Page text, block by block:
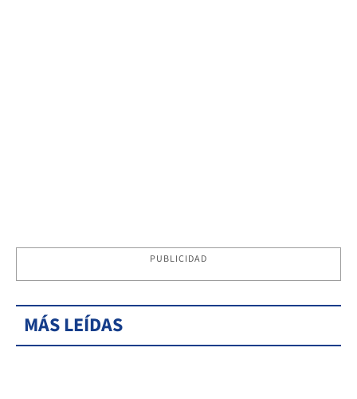
PUBLICIDAD
MÁS LEÍDAS